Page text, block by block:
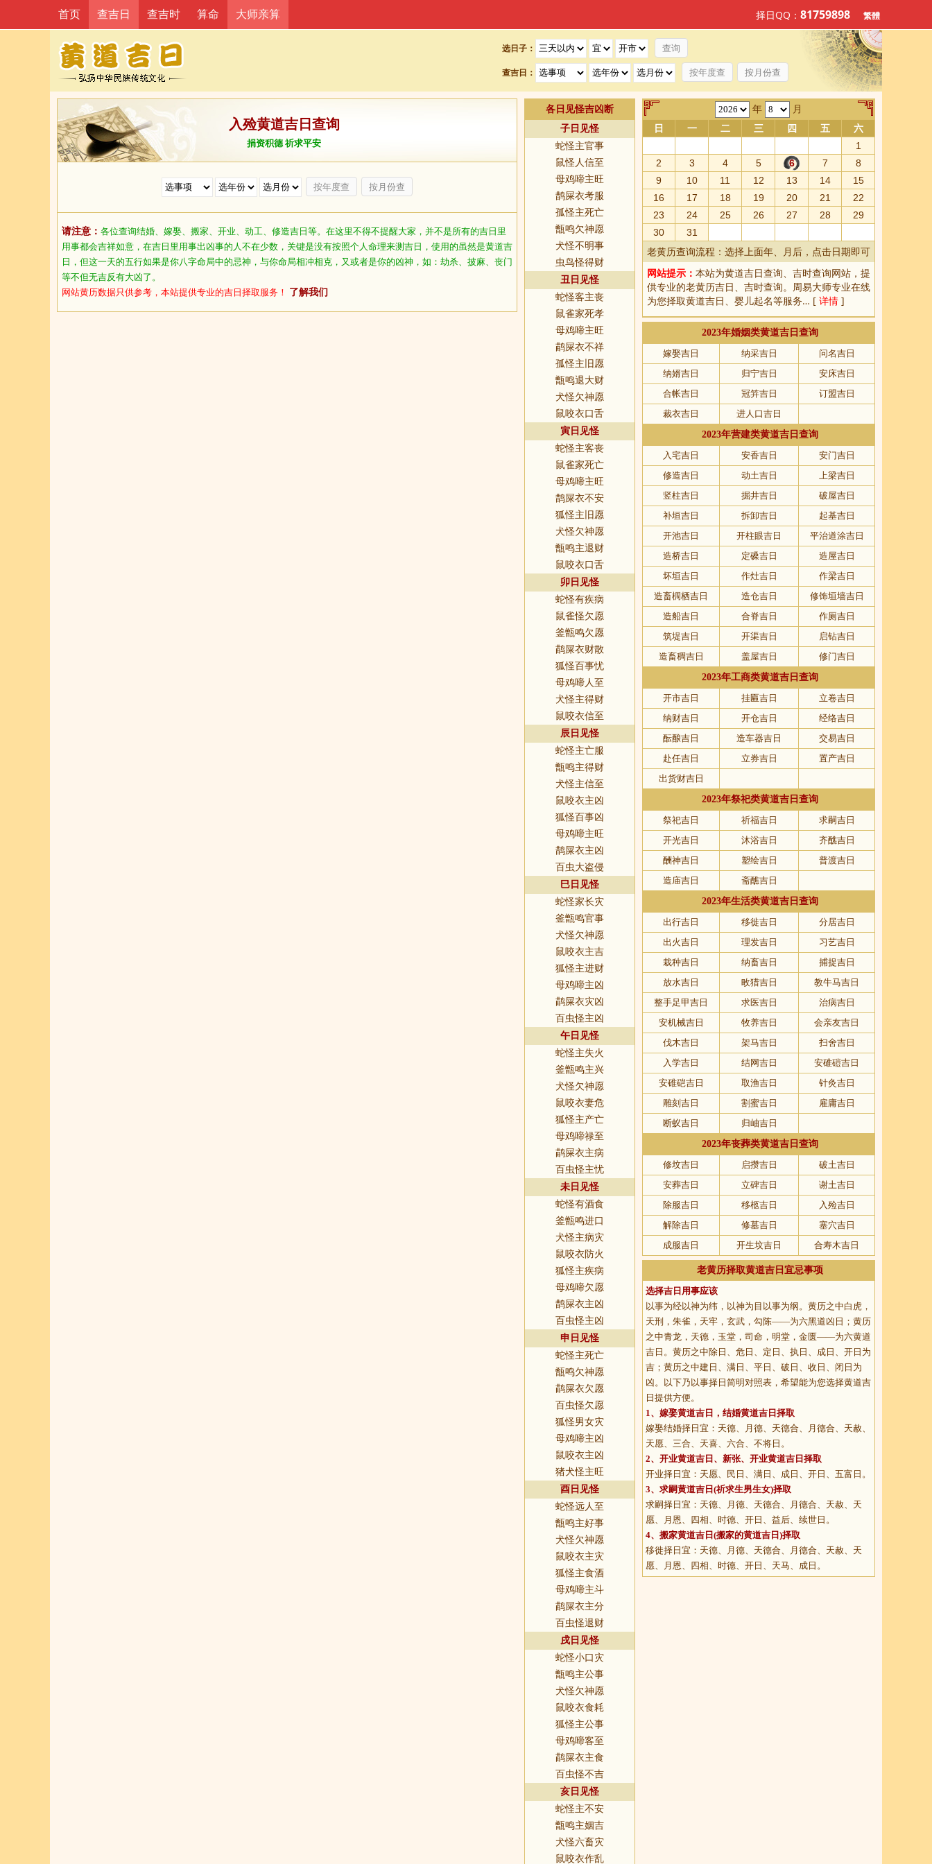
选日子：
查吉日： 按年度查 按月份查
首页 查吉日 查吉时 算命 大师亲算 择日QQ： 81759898 繁體
入殓黄道吉日查询
捐资积德 祈求平安
按年度查 按月份查
请注意： 各位查询结婚、嫁娶、搬家、开业、动工、修造吉日等。在这里不得不提醒大家，并不是所有的吉日里
用事都会吉祥如意，在吉日里用事出凶事的人不在少数，关键是没有按照个人命理来测吉日，使用的虽然是黄道吉
日，但这一天的五行如果是你八字命局中的忌神，与你命局相冲相克，又或者是你的凶神，如：劫杀、披麻、丧门
等不但无吉反有大凶了。
网站黄历数据只供参考，本站提供专业的吉日择取服务！ 了解我们
各日见怪吉凶断
子日见怪
蛇怪主官事
鼠怪人信至
母鸡啼主旺
鹊屎衣考服
孤怪主死亡
甑鸣欠神愿
犬怪不明事
虫鸟怪得财
丑日见怪
蛇怪客主丧
鼠雀家死孝
母鸡啼主旺
鹋屎衣不祥
孤怪主旧愿
甑鸣退大财
犬怪欠神愿
鼠咬衣口舌
寅日见怪
蛇怪主客丧
鼠雀家死亡
母鸡啼主旺
鹊屎衣不安
狐怪主旧愿
犬怪欠神愿
甑鸣主退财
鼠咬衣口舌
卯日见怪
蛇怪有疾病
鼠雀怪欠愿
釜甑鸣欠愿
鹋屎衣财散
狐怪百事忧
母鸡啼人至
犬怪主得财
鼠咬衣信至
辰日见怪
蛇怪主亡服
甑鸣主得财
犬怪主信至
鼠咬衣主凶
狐怪百事凶
母鸡啼主旺
鹊屎衣主凶
百虫大盗侵
巳日见怪
蛇怪家长灾
釜甑鸣官事
犬怪欠神愿
鼠咬衣主吉
狐怪主进财
母鸡啼主凶
鹋屎衣灾凶
百虫怪主凶
午日见怪
蛇怪主失火
釜甑鸣主兴
犬怪欠神愿
鼠咬衣妻危
狐怪主产亡
母鸡啼禄至
鹋屎衣主病
百虫怪主忧
未日见怪
蛇怪有酒食
釜甑鸣进口
犬怪主病灾
鼠咬衣防火
狐怪主疾病
母鸡啼欠愿
鹊屎衣主凶
百虫怪主凶
申日见怪
蛇怪主死亡
甑鸣欠神愿
鹋屎衣欠愿
百虫怪欠愿
狐怪男女灾
母鸡啼主凶
鼠咬衣主凶
猪犬怪主旺
酉日见怪
蛇怪远人至
甑鸣主好事
犬怪欠神愿
鼠咬衣主灾
狐怪主食酒
母鸡啼主斗
鹋屎衣主分
百虫怪退财
戌日见怪
蛇怪小口灾
甑鸣主公事
犬怪欠神愿
鼠咬衣食耗
狐怪主公事
母鸡啼客至
鹋屎衣主食
百虫怪不吉
亥日见怪
蛇怪主不安
甑鸣主姻吉
犬怪六畜灾
鼠咬衣作乱
年 月
日 一 二 三 四 五
六
1
2
3 4 5 6 7
8
9
10 11 12 13 14
15
16
17 18 19 20 21
22
23
24 25 26 27 28
29
30
31
老黄历查询流程：选择上面年、月后，点击日期即可
网站提示： 本站为黄道吉日查询、 吉时查询网站，提
供专业的老黄历吉日、吉时查询。周易大师专业在线
为您择取黄道吉日、婴儿起名等服务… [ 详情 ]
2023年婚姻类黄道吉日查询
嫁娶吉日
纳采吉日
问名吉日
纳婿吉日
归宁吉日
安床吉日
合帐吉日
冠笄吉日
订盟吉日
裁衣吉日
进人口吉日
2023年营建类黄道吉日查询
入宅吉日
安香吉日
安门吉日
修造吉日
动土吉日
上梁吉日
竖柱吉日
掘井吉日
破屋吉日
补垣吉日
拆卸吉日
起基吉日
开池吉日
开柱眼吉日
平治道涂吉日
造桥吉日
定磉吉日
造屋吉日
坏垣吉日
作灶吉日
作梁吉日
造畜椆栖吉日
造仓吉日
修饰垣墙吉日
造船吉日
合脊吉日
作厕吉日
筑堤吉日
开渠吉日
启钻吉日
造畜稠吉日
盖屋吉日
修门吉日
2023年工商类黄道吉日查询
开市吉日
挂匾吉日
立卷吉日
纳财吉日
开仓吉日
经络吉日
酝酿吉日
造车器吉日
交易吉日
赴任吉日
立券吉日
置产吉日
出货财吉日
2023年祭祀类黄道吉日查询
祭祀吉日
祈福吉日
求嗣吉日
开光吉日
沐浴吉日
齐醮吉日
酬神吉日
塑绘吉日
普渡吉日
造庙吉日
斋醮吉日
2023年生活类黄道吉日查询
出行吉日
移徙吉日
分居吉日
出火吉日
理发吉日
习艺吉日
栽种吉日
纳畜吉日
捕捉吉日
放水吉日
畋猎吉日
教牛马吉日
整手足甲吉日
求医吉日
治病吉日
安机械吉日
牧养吉日
会亲友吉日
伐木吉日
架马吉日
扫舍吉日
入学吉日
结网吉日
安碓磑吉日
安碓硙吉日
取渔吉日
针灸吉日
雕刻吉日
割蜜吉日
雇庸吉日
断蚁吉日
归岫吉日
2023年丧葬类黄道吉日查询
修坟吉日
启攒吉日
破土吉日
安葬吉日
立碑吉日
谢土吉日
除服吉日
移柩吉日
入殓吉日
解除吉日
修墓吉日
塞穴吉日
成服吉日
开生坟吉日 合寿木吉日
老黄历择取黄道吉日宜忌事项
选择吉日用事应该
以事为经以神为纬，以神为目以事为纲。黄历之中白虎，
天刑，朱雀，天牢，玄武，勾陈——为六黑道凶日；黄历
之中青龙，天德，玉堂，司命，明堂，金匮——为六黄道
吉日。黄历之中除日、危日、定日、执日、成日、开日为
吉；黄历之中建日、满日、平日、破日、收日、闭日为
凶。以下乃以事择日简明对照表，希望能为您选择黄道吉
日提供方便。
1、 嫁娶黄道吉日 ，结婚黄道吉日择取
嫁娶结婚择日宜：天德、月德、天德合、月德合、天赦、
天愿、三合、天喜、六合、不将日。
2、 开业黄道吉日 、新张、开业黄道吉日择取
开业择日宜：天愿、民日、满日、成日、开日、五富日。
3、 求嗣黄道吉日 (祈求生男生女)择取
求嗣择日宜：天德、月德、天德合、月德合、天赦、天
愿、月恩、四相、时德、开日、益后、续世日。
4、 搬家黄道吉日 (搬家的黄道吉日)择取
移徙择日宜：天德、月德、天德合、月德合、天赦、天
愿、月恩、四相、时德、开日、天马、成日。